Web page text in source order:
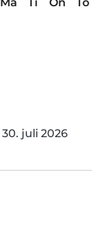
Ma Ti On To
30. juli 2026